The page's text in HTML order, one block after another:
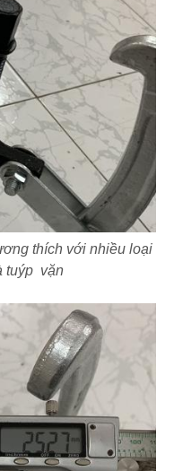
thích với nhiều loại
tuýp vặn